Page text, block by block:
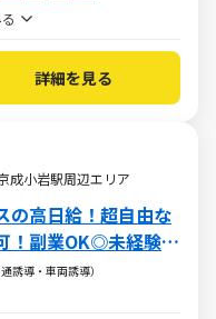
詳細を見る
成小岩駅周辺エリア
の高日給！超自由な
！副業OK◎未経験大
誘導・車両誘導）